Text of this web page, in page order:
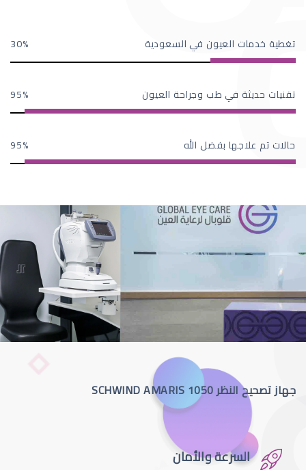
تغطية خدمات العيون في السعودية 30
تقنيات حديثة في طب وجراحة العيون 95
حالات تم علاجها بفضل الله 95
جهاز تصحيح النظر SCHWIND AMARIS 1050
السرعة والأمان